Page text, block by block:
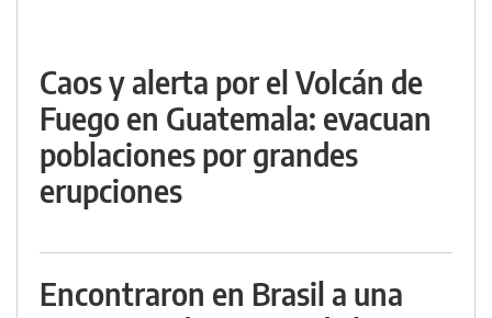
Caos y alerta por el Volcán de
Fuego en Guatemala: evacuan
poblaciones por grandes
erupciones
Encontraron en Brasil a una